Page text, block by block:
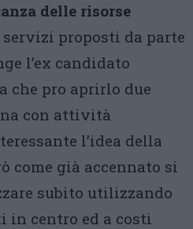
delle risorse
servizi proposti da parte
l’ex candidato
che pro aprirlo due
con attività
l’idea della
come già accennato si
subito utilizzando
in centro ed a costi